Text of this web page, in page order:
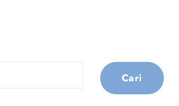
Cari